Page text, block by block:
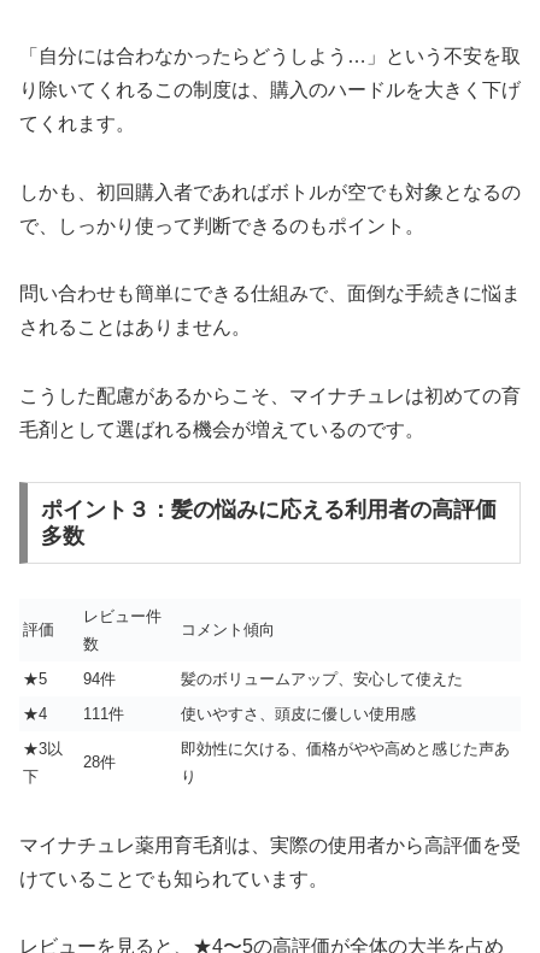
「自分には合わなかったらどうしよう…」という不安を取
り除いてくれるこの制度は、購入のハードルを大きく下げ
てくれます。
しかも、初回購入者であればボトルが空でも対象となるの
で、しっかり使って判断できるのもポイント。
問い合わせも簡単にできる仕組みで、面倒な手続きに悩ま
されることはありません。
こうした配慮があるからこそ、マイナチュレは初めての育
毛剤として選ばれる機会が増えているのです。
ポイント３：髪の悩みに応える利用者の高評価
多数
評価
レビュー件
数
コメント傾向
★5 94件
髪のボリュームアップ、安心して使えた
★4
111件
使いやすさ、頭皮に優しい使用感
★3以
下
28件
即効性に欠ける、価格がやや高めと感じた声あ
り
マイナチュレ薬用育毛剤は、実際の使用者から高評価を受
けていることでも知られています。
レビューを見ると、★4〜5の高評価が全体の大半を占め